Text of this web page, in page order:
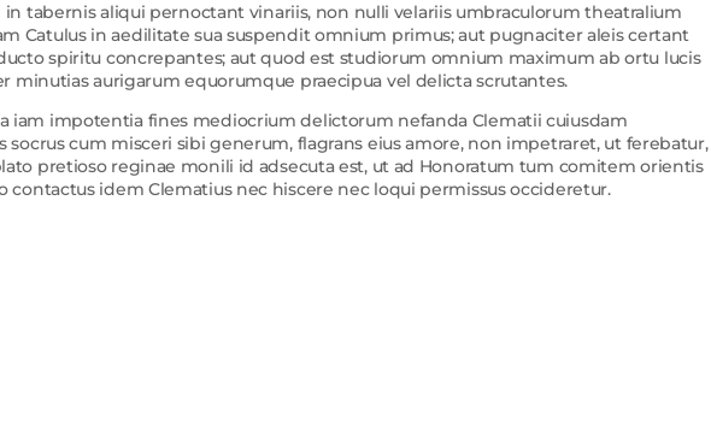
tabernis aliqui pernoctant vinariis, non nulli velariis umbraculorum theatralium
Catulus in aedilitate sua suspendit omnium primus; aut pugnaciter aleis certant
spiritu concrepantes; aut quod est studiorum omnium maximum ab ortu lucis
minutias aurigarum equorumque praecipua vel delicta scrutantes.
iam impotentia fines mediocrium delictorum nefanda Clematii cuiusdam
cum misceri sibi generum, flagrans eius amore, non impetraret, ut ferebatur,
pretioso reginae monili id adsecuta est, ut ad Honoratum tum comitem orientis
contactus idem Clematius nec hiscere nec loqui permissus occideretur.